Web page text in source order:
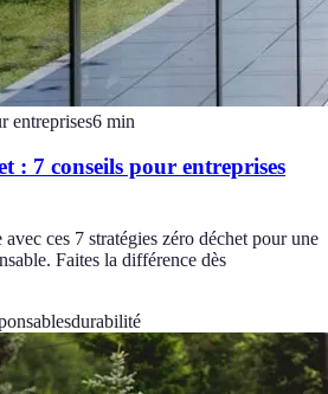
entreprises6 min
: 7 conseils pour entreprises
ces 7 stratégies zéro déchet pour une
Faites la différence dès
durabilité